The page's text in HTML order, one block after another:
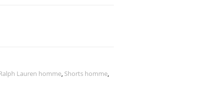
Lauren homme, Shorts homme,